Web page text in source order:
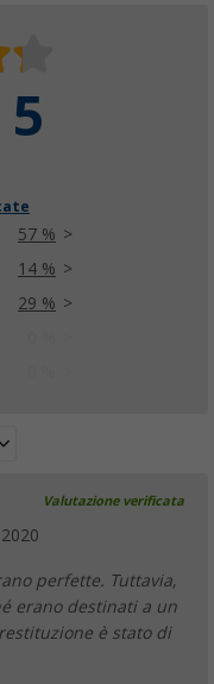
57 %
14 %
29 %
Valutazione verificata
perfette. Tuttavia,
erano destinati a un
è stato di